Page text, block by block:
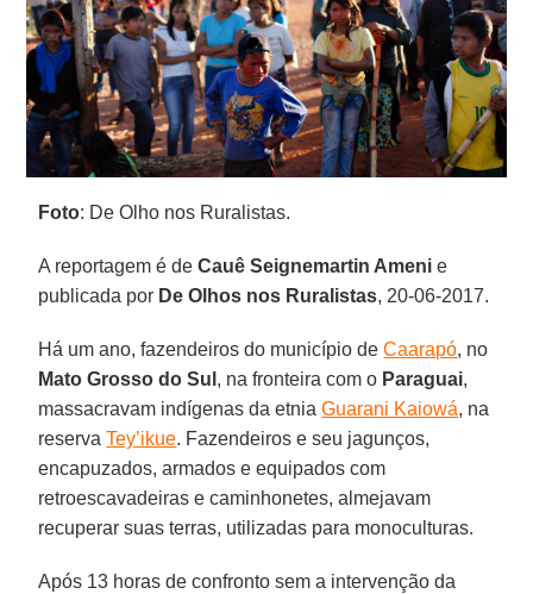
Foto: De Olho nos Ruralistas.
A reportagem é deCauê Seignemartin Ameni e
publicada por De Olhos nos Ruralistas, 20-06-2017.
Há um ano, fazendeiros do município deCaarapó, no
Mato Grosso do Sul , na fronteira com o Paraguai,
massacravam indígenas da etnia Guarani Kaiowá, na
reservaTey’ikue. Fazendeiros e seu jagunços,
encapuzados, armados e equipados com
retroescavadeiras e caminhonetes, almejavam
recuperar suas terras, utilizadas para monoculturas.
Após 13 horas de confronto sem a intervenção da